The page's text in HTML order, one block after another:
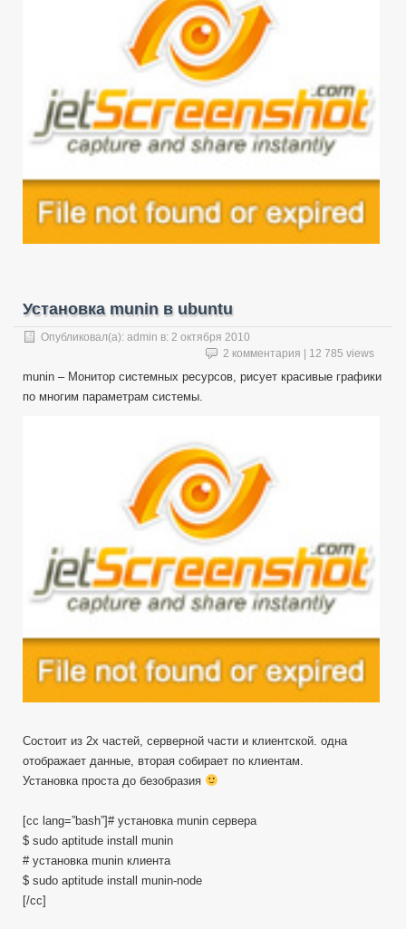
Установка munin в ubuntu
Опубликовал(а): admin в: 2 октября 2010
2 комментария | 12 785 views
munin – Монитор системных ресурсов, рисует красивые графики
по многим параметрам системы.
Состоит из 2х частей, серверной части и клиентской. одна
отображает данные, вторая собирает по клиентам.
Установка проста до безобразия
[cc lang=”bash”]# установка munin сервера
$ sudo aptitude install munin
# установка munin клиента
$ sudo aptitude install munin-node
[/cc]